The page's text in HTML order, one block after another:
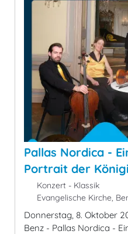
Pallas Nordica -
Portrait der
Konzert - Klassik
Evangelische Kirche,
Donnerstag, 8. Oktober
Benz - Pallas Nordica -